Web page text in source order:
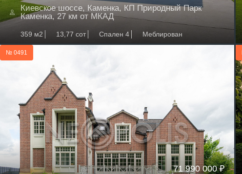
Киевское шоссе, Каменка, КП Природный Парк
Каменка, 27 км от МКАД
359 м2 13,77 сот Спален 4 Меблирован
№ 0491
71 990 000 ₽